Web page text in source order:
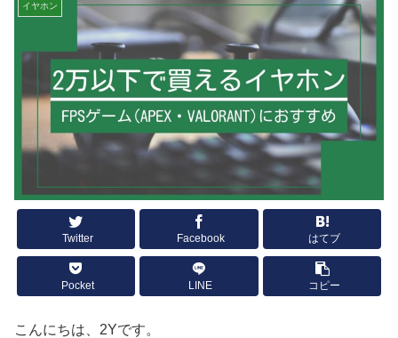
イヤホン
Twitter Facebook はてブ
Pocket LINE コピー
こんにちは、2Yです。